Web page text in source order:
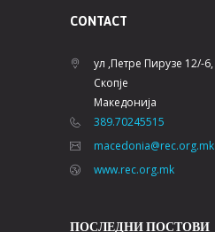
CONTACT
ул ,Петре Пирузе 12/-6,
Скопје
Македонија
389.70245515
macedonia@rec.org.mk
www.rec.org.mk
ПОСЛЕДНИ ПОСТОВИ